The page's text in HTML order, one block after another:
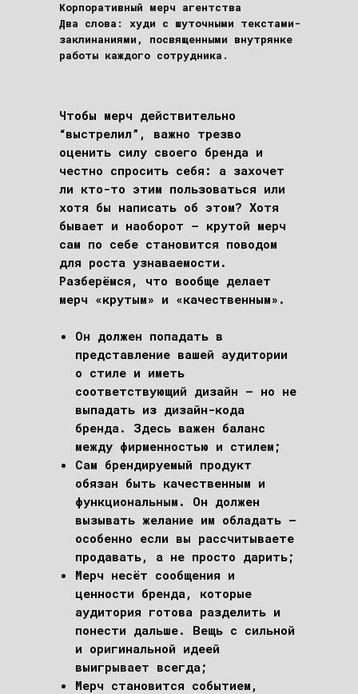
Корпоративный мерч агентства
Два слова: худи с шуточными текстами-
заклинаниями, посвященными внутрянке
работы каждого сотрудника.
Чтобы мерч действительно
“выстрелил”, важно трезво
оценить силу своего бренда и
честно спросить себя: а захочет
ли кто-то этим пользоваться или
хотя бы написать об этом? Хотя
бывает и наоборот – крутой мерч
сам по себе становится поводом
для роста узнаваемости.
Разберёмся, что вообще делает
мерч «крутым» и «качественным».
Он должен попадать в
представление вашей аудитории
о стиле и иметь
соответствующий дизайн – но не
выпадать из дизайн-кода
бренда. Здесь важен баланс
между фирменностью и стилем;
Сам брендируемый продукт
обязан быть качественным и
функциональным. Он должен
вызывать желание им обладать –
особенно если вы рассчитываете
продавать, а не просто дарить;
Мерч несёт сообщения и
ценности бренда, которые
аудитория готова разделить и
понести дальше. Вещь с сильной
и оригинальной идеей
выигрывает всегда;
Мерч становится событием,